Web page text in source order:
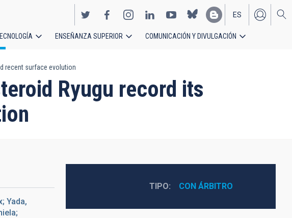
EN
ES
ENSEÑANZA SUPERIOR COMUNICACIÓN Y DIVULGACIÓN
recent surface evolution
Ryugu record its
Yada,
TIPO CON ÁRBITRO